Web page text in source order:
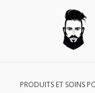
PRODUITS ET SOINS